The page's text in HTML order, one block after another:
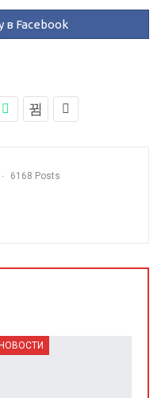
в Facebook
6168 Posts
НОВОСТИ